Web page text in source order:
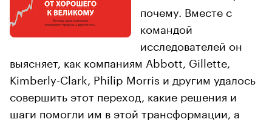
почему. Вместе с
командой
исследователей он
выясняет, как компаниям Abbott, Gillette,
Kimberly-Clark, Philip Morris и другим удалось
совершить этот переход, какие решения и
шаги помогли им в этой трансформации, а